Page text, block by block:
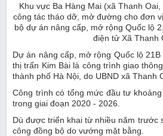
Khu vực Ba Hàng Mai (xã Thanh
công tác tháo dỡ, mở đường cho đơn
bộ dự án nâng cấp, mở rộng Quốc lộ
điện tử Xã Thanh
Dự án nâng cấp, mở rộng Quốc lộ
thị trấn Kim Bài là công trình giao
thành phố Hà Nội, do UBND xã Thanh
Công trình có tổng mức đầu tư
trong giai đoạn 2020 - 2026.
Dù được triển khai từ nhiều năm trước
công đồng bộ do vướng mặt bằng.